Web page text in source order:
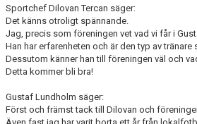
Sportchef Dilovan Tercan säger:
Det känns otroligt spännande.
Jag, precis som föreningen vet vad vi får i
Han har erfarenheten och är den typ av tränare
Dessutom känner han till föreningen väl och
Detta kommer bli bra!
Gustaf Lundholm säger:
Först och främst tack till Dilovan och